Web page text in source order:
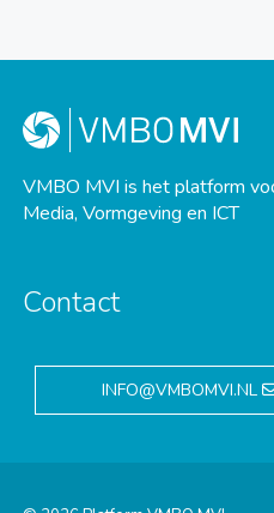
VMBO MVI is het platform
Media, Vormgeving en ICT
Contact
INFO@VMBOMVI.NL